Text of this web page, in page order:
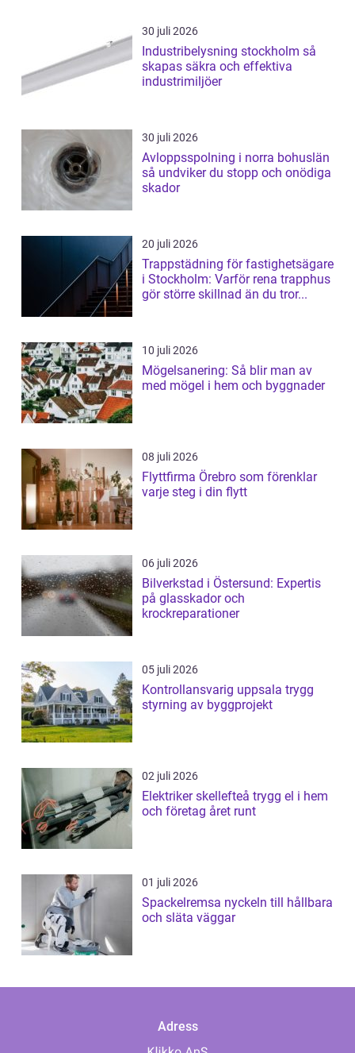
30 juli 2026
Industribelysning stockholm så
skapas säkra och effektiva
industrimiljöer
30 juli 2026
Avloppsspolning i norra bohuslän
så undviker du stopp och onödiga
skador
20 juli 2026
Trappstädning för fastighetsägare
i Stockholm: Varför rena trapphus
gör större skillnad än du tror...
10 juli 2026
Mögelsanering: Så blir man av
med mögel i hem och byggnader
08 juli 2026
Flyttfirma Örebro som förenklar
varje steg i din flytt
06 juli 2026
Bilverkstad i Östersund: Expertis
på glasskador och
krockreparationer
05 juli 2026
Kontrollansvarig uppsala trygg
styrning av byggprojekt
02 juli 2026
Elektriker skellefteå trygg el i hem
och företag året runt
01 juli 2026
Spackelremsa nyckeln till hållbara
och släta väggar
Adress